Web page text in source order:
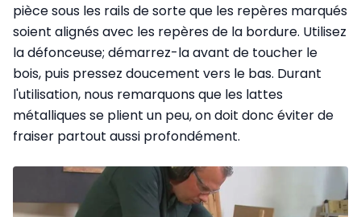
pièce sous les rails de sorte que les repères marqués
soient alignés avec les repères de la bordure. Utilisez
la défonceuse; démarrez-la avant de toucher le
bois, puis pressez doucement vers le bas. Durant
l'utilisation, nous remarquons que les lattes
métalliques se plient un peu, on doit donc éviter de
fraiser partout aussi profondément.